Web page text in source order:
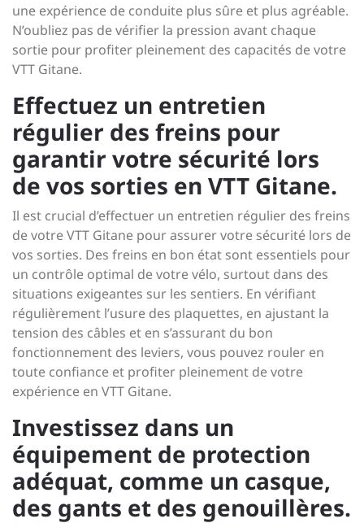
une expérience de conduite plus sûre et plus agréable.
N’oubliez pas de vérifier la pression avant chaque
sortie pour profiter pleinement des capacités de votre
VTT Gitane.
Effectuez un entretien
régulier des freins pour
garantir votre sécurité lors
de vos sorties en VTT Gitane.
Il est crucial d’effectuer un entretien régulier des freins
de votre VTT Gitane pour assurer votre sécurité lors de
vos sorties. Des freins en bon état sont essentiels pour
un contrôle optimal de votre vélo, surtout dans des
situations exigeantes sur les sentiers. En vérifiant
régulièrement l’usure des plaquettes, en ajustant la
tension des câbles et en s’assurant du bon
fonctionnement des leviers, vous pouvez rouler en
toute confiance et profiter pleinement de votre
expérience en VTT Gitane.
Investissez dans un
équipement de protection
adéquat, comme un casque,
des gants et des genouillères.